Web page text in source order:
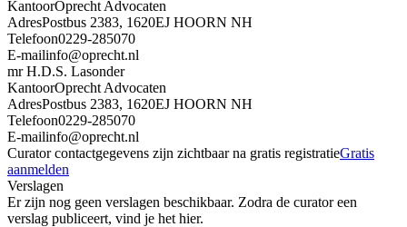
KantoorOprecht Advocaten
AdresPostbus 2383, 1620EJ HOORN NH
Telefoon0229-285070
E-mailinfo@oprecht.nl
mr H.D.S. Lasonder
KantoorOprecht Advocaten
AdresPostbus 2383, 1620EJ HOORN NH
Telefoon0229-285070
E-mailinfo@oprecht.nl
Curator contactgegevens zijn zichtbaar na gratis registratieGratis
aanmelden
Verslagen
Er zijn nog geen verslagen beschikbaar. Zodra de curator een
verslag publiceert, vind je het hier.